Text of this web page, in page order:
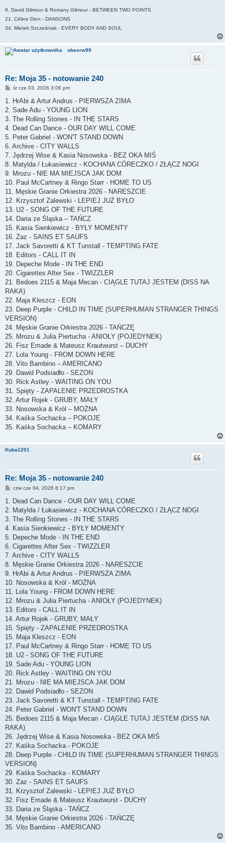
8. David Gilmour & Romany Gilmour - BETWEEN TWO POINTS
21. Céline Dion - DANSONS
34. Mietek Szcześniak - EVERY BODY AND SOUL
obserw99
Re: Moja 35 - notowanie 240
P
s
śr cze 03, 2026 3:06 pm
1. HrAbi & Artur Andrus - PIERWSZA ZIMA
2. Sade Adu - YOUNG LION
3. The Rolling Stones - IN THE STARS
4. Dead Can Dance - OUR DAY WILL COME
5. Peter Gabriel - WON'T STAND DOWN
6. Archive - CITY WALLS
7. Jędrzej Wise & Kasia Nosowska - BEZ OKA MIŚ
8. Matylda / Łukasiewicz - KOCHANA CÓRECZKO / ZŁĄCZ NOGI
9. Mrozu - NIE MA MIEJSCA JAK DOM
10. Paul McCartney & Ringo Starr - HOME TO US
11. Męskie Granie Orkiestra 2026 - NARESZCIE
12. Krzysztof Zalewski - LEPIEJ JUŻ BYŁO
13. U2 - SONG OF THE FUTURE
14. Daria ze Śląska – TAŃCZ
15. Kasia Sienkiewicz - BYŁY MOMENTY
16. Zaz - SAINS ET SAUFS
17. Jack Savoretti & KT Tunstall - TEMPTING FATE
18. Editors - CALL IT IN
19. Depeche Mode - IN THE END
20. Cigarettes After Sex - TWIZZLER
21. Bedoes 2115 & Maja Mecan - CIĄGLE TUTAJ JESTEM (DISS NA
RAKA)
22. Maja Kleszcz - EON
23. Deep Purple - CHILD IN TIME (SUPERHUMAN STRANGER THINGS
VERSION)
24. Męskie Granie Orkiestra 2026 - TAŃCZĘ
25. Mrozu & Julia Piertucha - ANIOŁY (POJEDYNEK)
26. Fisz Emade & Mateusz Krautwurst – DUCHY
27. Lola Young - FROM DOWN HERE
28. Vito Bambino – AMERICANO
29. Dawid Podsiadło - SEZON
30. Rick Astley - WAITING ON YOU
31. Spięty - ZAPALENIE PRZEDROSTKA
32. Artur Rojek - GRUBY, MAŁY
33. Nosowska & Król – MOŻNA
34. Kaśka Sochacka – POKOJE
35. Kaśka Sochacka – KOMARY
Kuba1201
Re: Moja 35 - notowanie 240
P
s
czw cze 04, 2026 6:17 pm
1. Dead Can Dance - OUR DAY WILL COME
2. Matylda / Łukasiewicz - KOCHANA CÓRECZKO / ZŁĄCZ NOGI
3. The Rolling Stones - IN THE STARS
4. Kasia Sienkiewicz - BYŁY MOMENTY
5. Depeche Mode - IN THE END
6. Cigarettes After Sex - TWIZZLER
7. Archive - CITY WALLS
8. Męskie Granie Orkiestra 2026 - NARESZCIE
9. HrAbi & Artur Andrus - PIERWSZA ZIMA
10. Nosowska & Król - MOŻNA
11. Lola Young - FROM DOWN HERE
12. Mrozu & Julia Piertucha - ANIOŁY (POJEDYNEK)
13. Editors - CALL IT IN
14. Artur Rojek - GRUBY, MAŁY
15. Spięty - ZAPALENIE PRZEDROSTKA
15. Maja Kleszcz - EON
17. Paul McCartney & Ringo Starr - HOME TO US
18. U2 - SONG OF THE FUTURE
19. Sade Adu - YOUNG LION
20. Rick Astley - WAITING ON YOU
21. Mrozu - NIE MA MIEJSCA JAK DOM
22. Dawid Podsiadło - SEZON
23. Jack Savoretti & KT Tunstall - TEMPTING FATE
24. Peter Gabriel - WON'T STAND DOWN
25. Bedoes 2115 & Maja Mecan - CIĄGLE TUTAJ JESTEM (DISS NA
RAKA)
26. Jędrzej Wise & Kasia Nosowska - BEZ OKA MIŚ
27. Kaśka Sochacka - POKOJE
28. Deep Purple - CHILD IN TIME (SUPERHUMAN STRANGER THINGS
VERSION)
29. Kaśka Sochacka - KOMARY
30. Zaz - SAINS ET SAUFS
31. Krzysztof Zalewski - LEPIEJ JUŻ BYŁO
32. Fisz Emade & Mateusz Krautwurst - DUCHY
33. Daria ze Śląska - TAŃCZ
34. Męskie Granie Orkiestra 2026 - TAŃCZĘ
35. Vito Bambino - AMERICANO